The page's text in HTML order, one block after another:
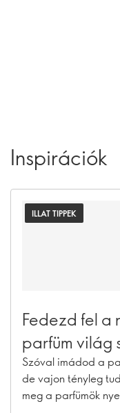
Inspirációk
ILLAT TIPPEK
Fedezd fel a
parfüm világ
Szóval imádod a
de vajon tényleg
meg a parfümök